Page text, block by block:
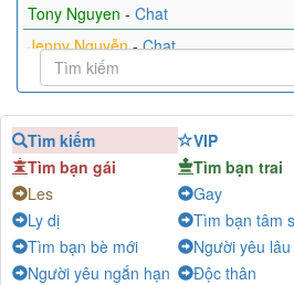
Tony Nguyen - Chat
Jenny Nguyễn-Chat
Kim Nguyễn-
Em'"-Chat
Kieu Duong-
Akash
Nothings - Chat
ĐOÀN KHÁNH- Chat
Tìm kiếm
VIP
Tìm bạn gái
Tìm bạn trai
Les
Gay
Ly dị
Tìm bạn tâm
Tìm bạn bè mới
Người yêu
Người yêu ngắn hạn
Độc thân